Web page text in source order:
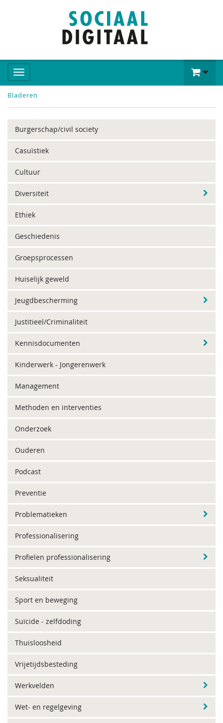
Bladeren
Burgerschap/civil society
Casuïstiek
Cultuur
Diversiteit
Ethiek
Geschiedenis
Groepsprocessen
Huiselijk geweld
Jeugdbescherming
Justitieel/Criminaliteit
Kennisdocumenten
Kinderwerk - Jongerenwerk
Management
Methoden en interventies
Onderzoek
Ouderen
Podcast
Preventie
Problematieken
Professionalisering
Profielen professionalisering
Seksualiteit
Sport en beweging
Suïcide - zelfdoding
Thuisloosheid
Vrijetijdsbesteding
Werkvelden
Wet- en regelgeving